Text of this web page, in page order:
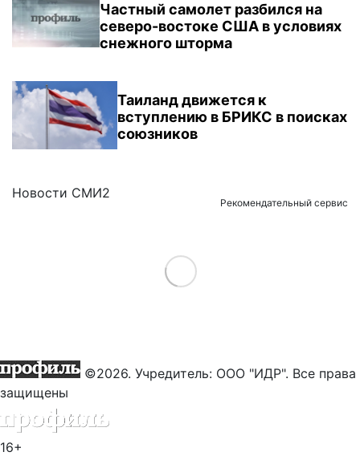
Частный самолет разбился на
северо-востоке США в условиях
снежного шторма
Таиланд движется к
вступлению в БРИКС в поисках
союзников
Новости СМИ2
Рекомендательный сервис
Load More
©2026. Учредитель: ООО "ИДР". Все права
защищены
16+